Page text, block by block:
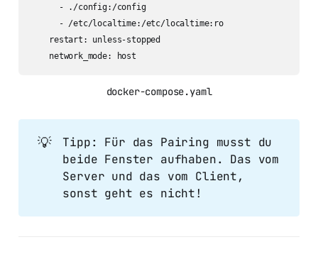
      - ./config:/config
      - /etc/localtime:/etc/localtime:ro
    restart: unless-stopped
    network_mode: host
docker-compose.yaml
💡
Tipp: Für das Pairing musst du
beide Fenster aufhaben. Das vom
Server und das vom Client,
sonst geht es nicht!